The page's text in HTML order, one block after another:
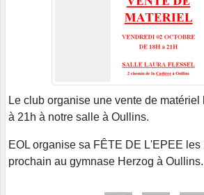
Le club organise une vente de matériel
à 21h à notre salle à Oullins.
EOL organise sa FÊTE DE L'EPEE les
prochain au gymnase Herzog à Oullins.